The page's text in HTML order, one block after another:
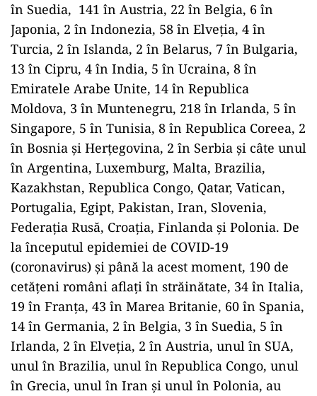
în Suedia, 141 în Austria, 22 în Belgia, 6 în
Japonia, 2 în Indonezia, 58 în Elveția, 4 în
Turcia, 2 în Islanda, 2 în Belarus, 7 în Bulgaria,
13 în Cipru, 4 în India, 5 în Ucraina, 8 în
Emiratele Arabe Unite, 14 în Republica
Moldova, 3 în Muntenegru, 218 în Irlanda, 5 în
Singapore, 5 în Tunisia, 8 în Republica Coreea, 2
în Bosnia și Herțegovina, 2 în Serbia și câte unul
în Argentina, Luxemburg, Malta, Brazilia,
Kazakhstan, Republica Congo, Qatar, Vatican,
Portugalia, Egipt, Pakistan, Iran, Slovenia,
Federația Rusă, Croația, Finlanda și Polonia. De
la începutul epidemiei de COVID-19
(coronavirus) și până la acest moment, 190 de
cetățeni români aflați în străinătate, 34 în Italia,
19 în Franța, 43 în Marea Britanie, 60 în Spania,
14 în Germania, 2 în Belgia, 3 în Suedia, 5 în
Irlanda, 2 în Elveția, 2 în Austria, unul în SUA,
unul în Brazilia, unul în Republica Congo, unul
în Grecia, unul în Iran și unul în Polonia, au